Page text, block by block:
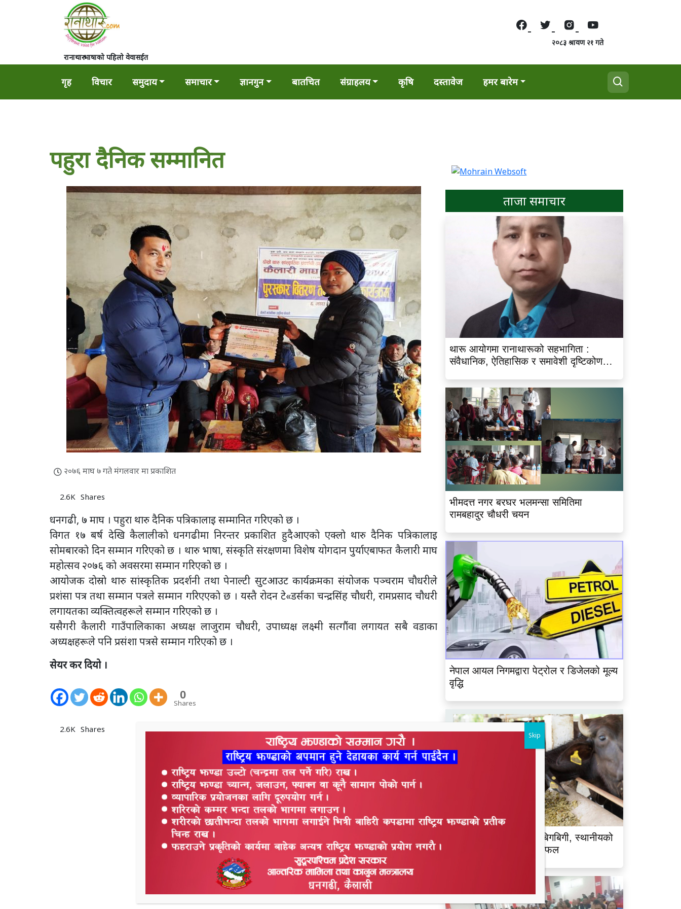
रानाथारु भाषाको पहिलो वेवासईत
२०८३ श्रावण २१ गते
गृह विचार समुदाय समाचार ज्ञानगुन बातचित संग्राहलय कृषि दस्तावेज हमर बारेम
पहुरा दैनिक सम्मानित
२०७६ माघ ७ गते मंगलवार मा प्रकाशित
2.6K Shares
धनगढी, ७ माघ । पहुरा थारु दैनिक पत्रिकालाइ सम्मानित गरिएकाे छ ।
विगत १७ बर्ष देखि कैलालीकाे धनगढीमा निरन्तर प्रकाशित हुदैआएकाे एक्लाे थारु दैनिक पत्रिकालाइ
सोमबारकाे दिन सम्मान गरिएकाे छ । थारु भाषा, संस्कृति संरक्षणमा विशेष योगदान पुर्याएबाफत कैलारी माघ
महोत्सव २०७६ काे अवसरमा सम्मान गरिएकाे छ ।
आयोजक दाेस्राे थारु सांस्कृतिक प्रदर्शनी तथा पेनाल्टी सुटआउट कार्यक्रमका संयोजक पञ्चराम चौधरीले
प्रशंसा पत्र तथा सम्मान पत्रले सम्मान गरिएएकाे छ । यस्तै रोदन टे«डर्सका चन्द्रसिंह चौधरी, रामप्रसाद चौधरी
लगायतका व्यक्तित्वहरूले सम्मान गरिएकाे छ ।
यसैगरी कैलारी गाउँपालिकाका अध्यक्ष लाजुराम चौधरी, उपाध्यक्ष लक्ष्मी सत्गौंवा लगायत सबै वडाका
अध्यक्षहरूले पनि प्रसंशा पत्रसे सम्मान गरिएकाे छ ।
सेयर कर दियो ।
0
Shares
2.6K Shares
ताजा समाचार
थारू आयोगमा रानाथारूको सहभागिता :
संवैधानिक, ऐतिहासिक र समावेशी दृष्टिकोणबाट
भीमदत्त नगर बरघर भलमन्सा समितिमा
रामबहादुर चौधरी चयन
नेपाल आयल निगमद्वारा पेट्रोल र डिजेलको मूल्य
वृद्धि
लालझाडीमा भैंसी चोरीको बिगबिगी, स्थानीयको
सक्रियतापछि चोर भाग्न सफल
Skip